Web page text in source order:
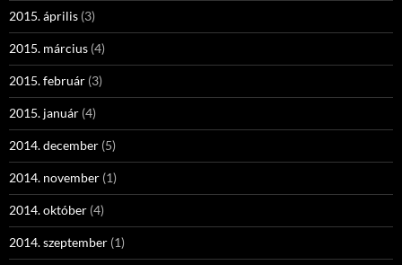
2015. április (3)
2015. március (4)
2015. február (3)
2015. január (4)
2014. december (5)
2014. november (1)
2014. október (4)
2014. szeptember (1)